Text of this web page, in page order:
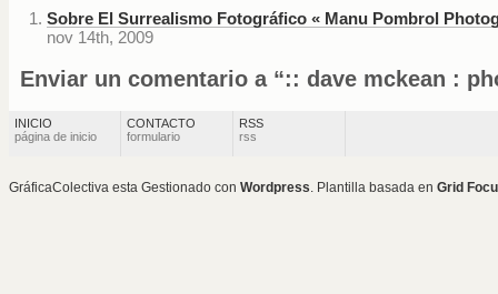
Sobre El Surrealismo Fotográfico « Manu Pombrol
nov 14th, 2009
Enviar un comentario a “:: dave mckean :
INICIO
página de inicio
CONTACTO
formulario
RSS
rss
GráficaColectiva esta Gestionado con Wordpress. Plantilla basada en Grid